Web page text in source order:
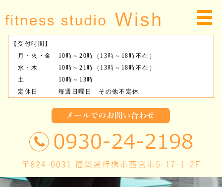
【受付時間】
月・火・金 10時～20時（13時～18時不在）
水・木 10時～21時（13時～18時不在）
土 10時～13時
定休日 毎週日曜日 その他不定休